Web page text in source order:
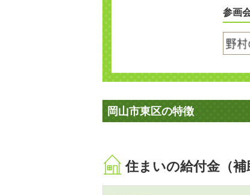
参画
岡山市東区の特徴
住まいの給付金（補